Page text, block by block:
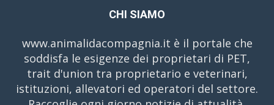
CHI SIAMO
www.animalidacompagnia.it è il portale che
soddisfa le esigenze dei proprietari di PET,
trait d'union tra proprietario e veterinari,
istituzioni, allevatori ed operatori del settore.